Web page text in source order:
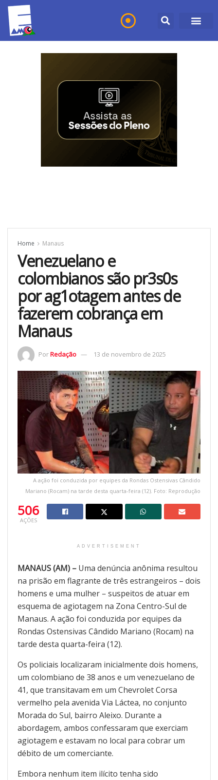
Home Manaus
Venezuelano e
colombianos são pr3s0s
por ag1otagem antes de
fazerem cobrança em
Manaus
PorRedação 13 de novembro de 2025
A ação foi conduzida por equipes da Rondas Ostensivas Cândido
Mariano (Rocam) na tarde desta quarta-feira (12). Foto: Reprodução
506
AÇÕES
ADVERTISEMENT
MANAUS (AM) – Uma denúncia anônima resultou
na prisão em flagrante de três estrangeiros – dois
homens e uma mulher – suspeitos de atuar em
esquema de agiotagem na Zona Centro-Sul de
Manaus. A ação foi conduzida por equipes da
Rondas Ostensivas Cândido Mariano (Rocam) na
tarde desta quarta-feira (12).
Os policiais localizaram inicialmente dois homens,
um colombiano de 38 anos e um venezuelano de
41, que transitavam em um Chevrolet Corsa
vermelho pela avenida Via Láctea, no conjunto
Morada do Sul, bairro Aleixo. Durante a
abordagem, ambos confessaram que exerciam
agiotagem e estavam no local para cobrar um
débito de um comerciante.
Embora nenhum item ilícito tenha sido